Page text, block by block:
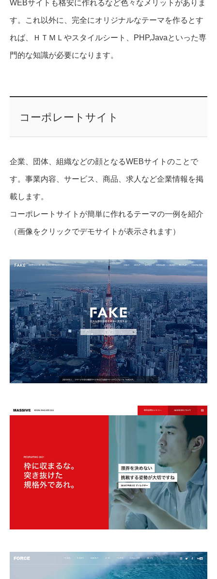
WEBサイトも格安に作れるなど色々なメリットがありま
す。これ以外に、完全にオリジナルなテーマを作るとす
れば、ＨＴＭＬやスタイルシート、PHP,Javaといった専
門的な知識が必要になります。
コーポレートサイト
企業、団体、組織などの顔となるWEBサイトのことで
す。事業内容、サービス、商品、求人など企業情報を掲
載します。
コーポレートサイトが簡単に作れるテーマの一例を紹介
（画像をクリックでデモサイトが表示されます）